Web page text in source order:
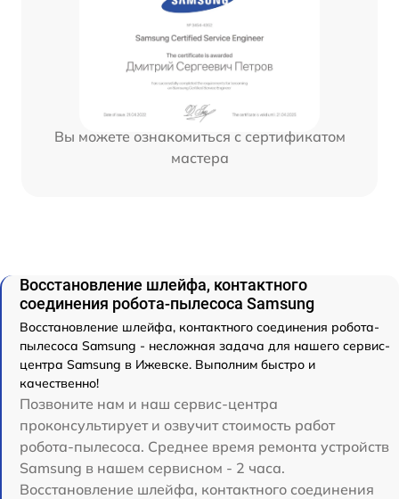
Вы можете ознакомиться с сертификатом
мастера
Восстановление шлейфа, контактного
соединения робота-пылесоса Samsung
Восстановление шлейфа, контактного соединения робота-
пылесоса Samsung - несложная задача для нашего сервис-
центра Samsung в Ижевске. Выполним быстро и
качественно!
Позвоните нам и наш сервис-центра
проконсультирует и озвучит стоимость работ
робота-пылесоса. Среднее время ремонта устройств
Samsung в нашем сервисном - 2 часа.
Восстановление шлейфа, контактного соединения